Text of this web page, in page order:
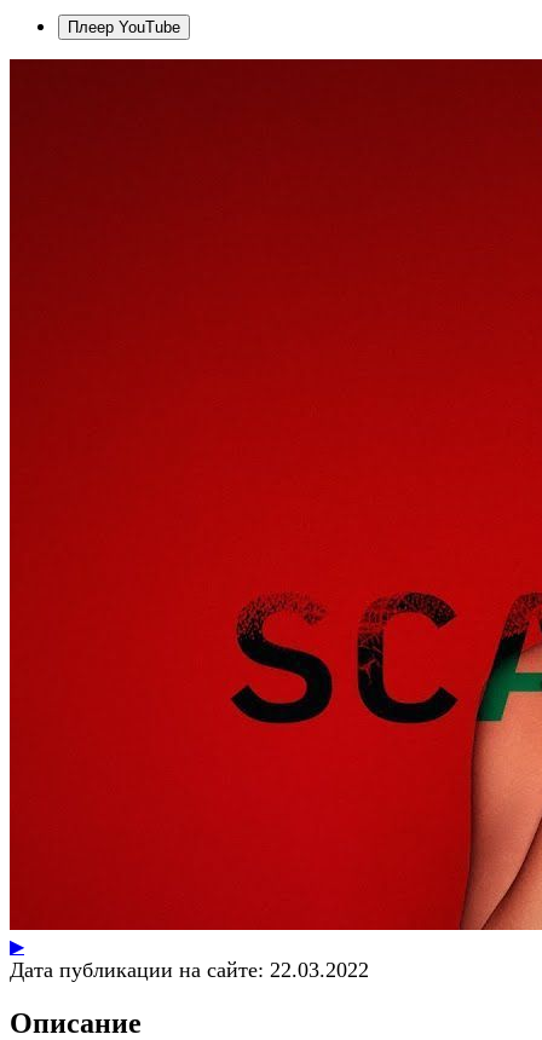
Плеер YouTube
▶
Дата публикации на сайте: 22.03.2022
Описание